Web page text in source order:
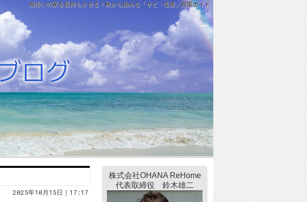
海沿いの家を長持ちさせる！秋から始める「サビ・塩害」対策ガイド
2025年10月15日｜17:17
株式会社OHANA ReHome
代表取締役 鈴木雄二